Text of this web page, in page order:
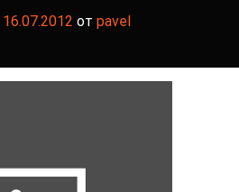
16.07.2012 от pavel